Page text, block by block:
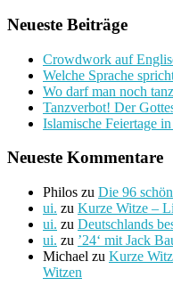
Neueste Beiträge
Crowdwork auf
Welche Sprache
Wo darf man noch
Tanzverbot! Der
Islamische Feiertage
Neueste Kommentare
Philos zu Die 96
ui. zu Kurze Witze –
ui. zu Deutschlands
ui. zu ’24‘ mit Jack
Michael zu Kurze
Witzen